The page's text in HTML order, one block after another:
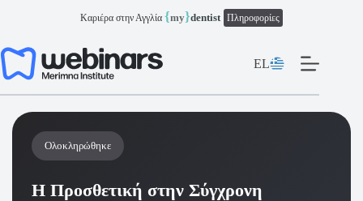
Καριέρα στην Αγγλία {my}dentist Πληροφορίες
EL
Ολοκληρώθηκε
Η Προσθετική στην Σύγχρονη